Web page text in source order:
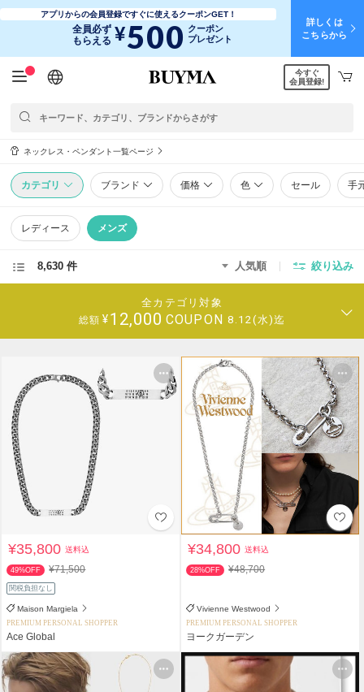
アプリからの会員登録ですぐに使えるクーポンGET！
全員必ず
もらえる ¥500 クーポン
プレゼント
詳しくは
こちらから
日本語
English
简体中文
繁體中文
今すぐ
会員登録!
ネックレス・ペンダント一覧ページ
カテゴリ ブランド 価格 色 セール 手
レディース メンズ
8,630 件 人気順 絞り込み
全カテゴリ対象
総額 ¥12,000 COUPON 8.12(水)迄
¥35,800送料込
49%OFF ¥71,500
関税負担なし
Maison Margiela
PREMIUM PERSONAL SHOPPER
Ace Global
¥34,800送料込
28%OFF ¥48,700
Vivienne Westwood
PREMIUM PERSONAL SHOPPER
ヨークガーデン